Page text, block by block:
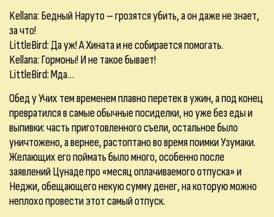
Kellana: Бедный Наруто – грозятся убить, а он даже не знает,
за что!
LittleBird:Да уж! А Хината и не собирается помогать.
Kellana: Гормоны! И не такое бывает!
LittleBird:Мда…
Обед у Учих тем временем плавно перетек в ужин, а под конец
превратился в самые обычные посиделки, но уже без еды и
выпивки: часть приготовленного съели, остальное было
уничтожено, а вернее, растоптано во время поимки Узумаки.
Желающих его поймать было много, особенно после
заявлений Цунаде про «месяц оплачиваемого отпуска» и
Неджи, обещающего некую сумму денег, на которую можно
неплохо провести этот самый отпуск.